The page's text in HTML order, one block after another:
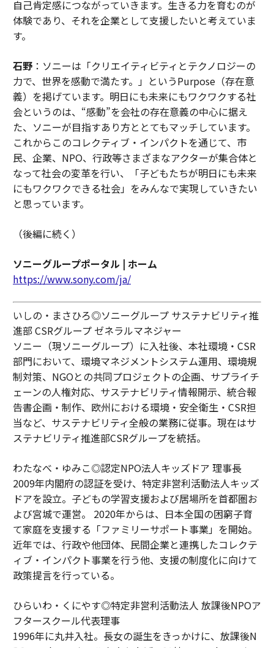
自己肯定感につながっていきます。生きる力を育むのが
体験であり、それを企業として支援したいと考えていま
す。
石野：ソニーは「クリエイティビティとテクノロジーの
力で、世界を感動で満たす。」というPurpose（存在意
義）を掲げています。明日にも未来にもワクワクする社
会というのは、“感動”を会社の存在意義の中心に据え
た、ソニーが目指すあり方ととてもマッチしています。
これからこのコレクティブ・インパクトを通じて、市
民、企業、NPO、行政等さまざまなアクターが集合体と
なって社会の変革を行い、「子どもたちが明日にも未来
にもワクワクできる社会」をみんなで実現していきたい
と思っています。
（後編に続く）
ソニーグループポータル | ホーム
https://www.sony.com/ja/
いしの・まさひろ◎ソニーグループ サステナビリティ推
進部 CSRグループ ゼネラルマネジャー
ソニー（現ソニーグループ）に入社後、本社環境・CSR
部門において、環境マネジメントシステム運用、環境規
制対策、NGOとの共同プロジェクトの企画、サプライチ
ェーンの人権対応、サステナビリティ情報開示、統合報
告書企画・制作、欧州における環境・安全衛生・CSR担
当など、サステナビリティ全般の業務に従事。現在はサ
ステナビリティ推進部CSRグループを統括。
わたなべ・ゆみこ◎認定NPO法人キッズドア 理事長
2009年内閣府の認証を受け、特定非営利活動法人キッズ
ドアを設立。子どもの学習支援および居場所を首都圏お
よび宮城で運営。 2020年からは、日本全国の困窮子育
て家庭を支援する「ファミリーサポート事業」を開始。
近年では、行政や他団体、民間企業と連携したコレクテ
ィブ・インパクト事業を行う他、支援の制度化に向けて
政策提言を行っている。
ひらいわ・くにやす◎特定非営利活動法人 放課後NPOア
フタースクール代表理事
1996年に丸井入社。長女の誕生をきっかけに、放課後N